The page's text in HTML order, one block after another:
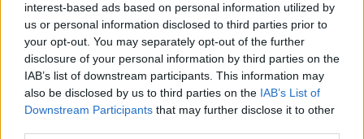
interest-based ads based on personal information utilized by
us or personal information disclosed to third parties prior to
your opt-out. You may separately opt-out of the further
disclosure of your personal information by third parties on the
IAB’s list of downstream participants. This information may
also be disclosed by us to third parties on the IAB’s List of
Downstream Participants that may further disclose it to other
Οι εορταστικές εκδηλώσεις συνεχίζονται με το
παραδοσιακό πανηγύρι στο κονάκι του χωριού,
όπου κάτοικοι και επισκέπτες θα έχουν την
ευκαιρία να γιορτάσουν όλοι μαζί, διατηρώντας
ζωντανά τα ήθη, τα έθιμα και την πολιτιστική